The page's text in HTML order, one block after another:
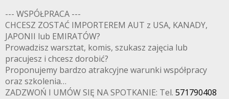
--- WSPÓŁPRACA ---
CHCESZ ZOSTAĆ IMPORTEREM AUT z USA, KANADY,
JAPONII lub EMIRATÓW?
Prowadzisz warsztat, komis, szukasz zajęcia lub
pracujesz i chcesz dorobić?
Proponujemy bardzo atrakcyjne warunki współpracy
oraz szkolenia…
ZADZWOŃ I UMÓW SIĘ NA SPOTKANIE: Tel. 571790408